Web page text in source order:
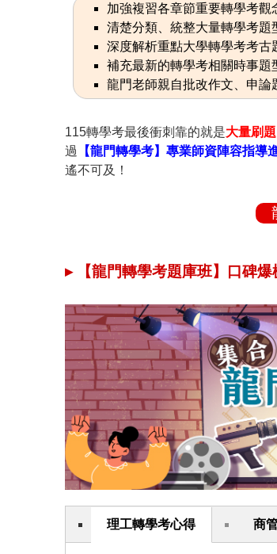
加強複習各章節重要轉學考觀
清楚分類、統整大量轉學考題
深度解析重點大學轉學考考古
補充最新的轉學考相關時事題
龍門老師親自批改作文、申論
115轉學考最後衝刺靠的就是大量刷
過
【龍門轉學考】專業師資陣容指導
遙不可及！
▸ 【龍門轉學考題庫班】口碑
理工轉學考心得 商